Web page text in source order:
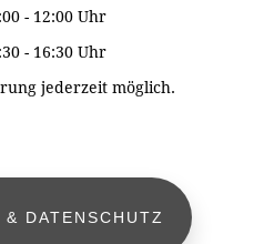
- 12:00 Uhr
- 16:30 Uhr
jederzeit möglich.
DATENSCHUTZ